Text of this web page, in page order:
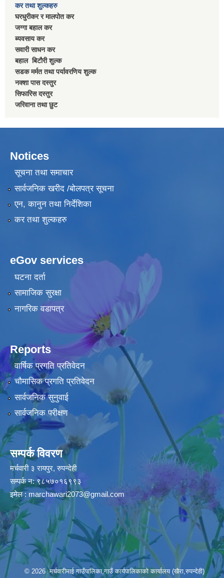
कर तथा शुल्कहरु
घरधुरीकर र मालपाेत कर
जग्गा बहाल कर
ब्यवसाय कर
सवारी साधन कर
बहाल बिटाैरी शुल्क
सडक मर्मत तथा पर्यावरणिय शुल्क
नक्शा पास दस्तुर
सिफारिस दस्तुर
जरिवाना तथा छुट
Notices
सूचना तथा समाचार
सार्वजनिक खरीद /बोलपत्र सूचना
एन, कानुन तथा निर्देशिका
कर तथा शुल्कहरु
eGov services
घटना दर्ता
सामाजिक सुरक्षा
नागरिक वडापत्र
Reports
वार्षिक प्रगति प्रतिवेदन
चौमासिक प्रगति प्रतिवेदन
सार्वजनिक सुनुवाई
सार्वजनिक परीक्षण
सम्पर्क विवरण
मर्चवारी ३ रायपुर, रुपन्देही
सम्पर्क न: ९८५७०१६९९३
इमेल : marchawari2073@gmail.com
© 2026 मर्चवारीमाई गाउँपालिका,गाउँ कार्यपालिकाको कार्यालय (खैरा,रुपन्देही)